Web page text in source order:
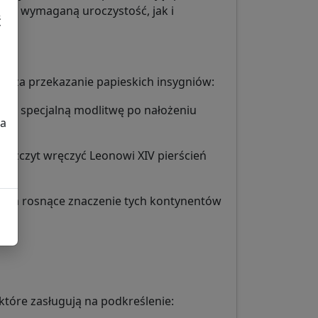
wymaganą uroczystość, jak i
za przekazanie papieskich insygniów:
specjalną modlitwę po nałożeniu
wręczyć Leonowi XIV pierścień
rosnące znaczenie tych kontynentów
zasługują na podkreślenie: